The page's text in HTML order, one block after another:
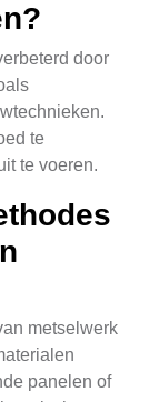
door
te
te voeren.
metselwerk
panelen of